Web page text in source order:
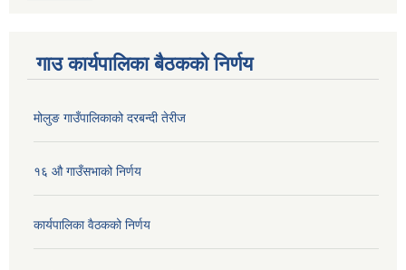
गाउ कार्यपालिका बैठकको निर्णय
मोलुङ गाउँपालिकाको दरबन्दी तेरीज
१६ औ गाउँसभाको निर्णय
कार्यपालिका वैठकको निर्णय